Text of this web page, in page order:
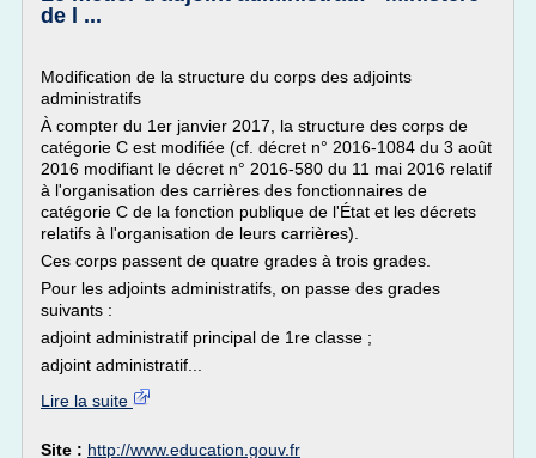
de l ...
Modification de la structure du corps des adjoints
administratifs
À compter du 1er janvier 2017, la structure des corps de
catégorie C est modifiée (cf. décret n° 2016-1084 du 3 août
2016 modifiant le décret n° 2016-580 du 11 mai 2016 relatif
à l'organisation des carrières des fonctionnaires de
catégorie C de la fonction publique de l'État et les décrets
relatifs à l'organisation de leurs carrières).
Ces corps passent de quatre grades à trois grades.
Pour les adjoints administratifs, on passe des grades
suivants :
adjoint administratif principal de 1re classe ;
adjoint administratif...
Lire la suite
Site : http://www.education.gouv.fr